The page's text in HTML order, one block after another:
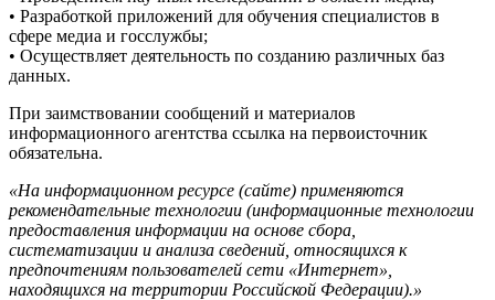
• Разработкой приложений для обучения специалистов в
сфере медиа и госслужбы;
• Осуществляет деятельность по созданию различных баз
данных.
При заимствовании сообщений и материалов
информационного агентства ссылка на первоисточник
обязательна.
«На информационном ресурсе (сайте) применяются
рекомендательные технологии (информационные технологии
предоставления информации на основе сбора,
систематизации и анализа сведений, относящихся к
предпочтениям пользователей сети «Интернет»,
находящихся на территории Российской Федерации).»